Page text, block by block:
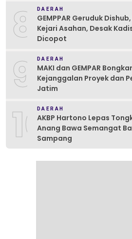
8 DAERAH
GEMPPAR Geruduk
Kejari Asahan, Desak
Dicopot
9 DAERAH
MAKI dan GEMPAR
Kejanggalan Proyek dan
Jatim
10DAERAH
AKBP Hartono Lepas
Anang Bawa Semangat
Sampang